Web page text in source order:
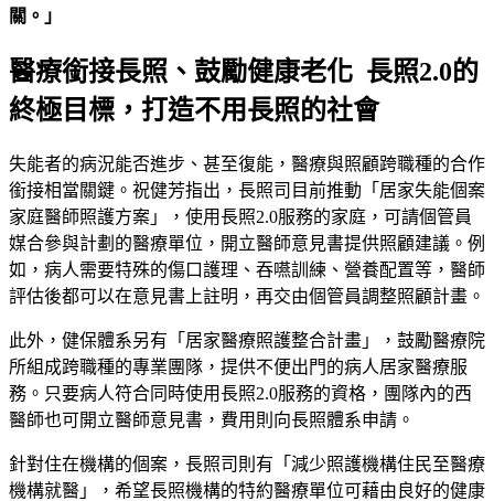
關。」
醫療銜接長照、鼓勵健康老化 長照2.0的
終極目標，打造不用長照的社會
失能者的病況能否進步、甚至復能，醫療與照顧跨職種的合作
銜接相當關鍵。祝健芳指出，長照司目前推動「居家失能個案
家庭醫師照護方案」，使用長照2.0服務的家庭，可請個管員
媒合參與計劃的醫療單位，開立醫師意見書提供照顧建議。例
如，病人需要特殊的傷口護理、吞嚥訓練、營養配置等，醫師
評估後都可以在意見書上註明，再交由個管員調整照顧計畫。
此外，健保體系另有「居家醫療照護整合計畫」，鼓勵醫療院
所組成跨職種的專業團隊，提供不便出門的病人居家醫療服
務。只要病人符合同時使用長照2.0服務的資格，團隊內的西
醫師也可開立醫師意見書，費用則向長照體系申請。
針對住在機構的個案，長照司則有「減少照護機構住民至醫療
機構就醫」，希望長照機構的特約醫療單位可藉由良好的健康